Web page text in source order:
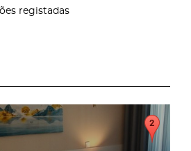
registadas